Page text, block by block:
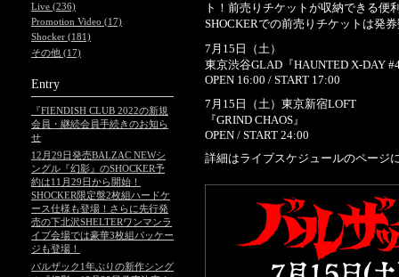
ト！前売りチケットが収納できる便
SHOCKERでの前売りチケットは発
7月15日（土）
東京渋谷GLAD『HAUNTED X-DAY
OPEN 16:00 / START 17:00
7月15日（土）東京新宿LOFT
『GRIND CHAOS』
OPEN / START 24:00
詳細はライブスケジュールのページ
Live (236)
Promotion Video (17)
Shocker (181)
その他 (17)
Entry
『FIENDISH CLUB 2022の新規
会員・継続会員手続きのお知ら
せ
12月29日発売BALZAC NEWシ
ングル『幻影』のSHOCKER予
約は11月29日から開始！
SHOCKER限定盤2枚組ハードケ
ース仕様も登場！さらに先行発
売の下北沢SHELTERワンマンラ
イブ会場では豪華3枚組パッケー
ジも登場！
バルザック1年ぶりの新作シング